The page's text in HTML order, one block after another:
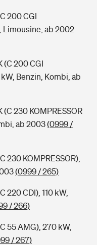
200 CGI
Limousine, ab 2002
(C 200 CGI
kW, Benzin, Kombi, ab
230 KOMPRESSOR
ab 2003(0999 /
230 KOMPRESSOR),
(0999 / 265)
220 CDI), 110 kW,
/ 266)
55 AMG), 270 kW,
/ 267)